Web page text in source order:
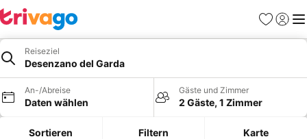
Favoriten
Reiseziel
Desenzano del Garda
An-/Abreise
Daten wählen
Gäste und Zimmer
2 Gäste, 1 Zimmer
Sortieren Filtern Karte